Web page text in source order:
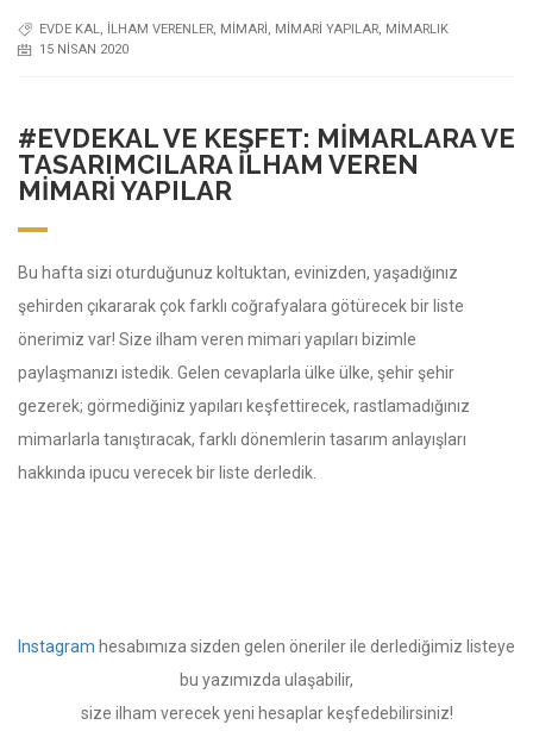
EVDE KAL, ILHAM VERENLER, MIMARI, MIMARI YAPILAR, MIMARLIK
15 NISAN 2020
#EVDEKAL VE KEŞFET: MIMARLARA VE
TASARIMCILARA İLHAM VEREN
MIMARI YAPILAR
Bu hafta sizi oturduğunuz koltuktan, evinizden, yaşadığınız
şehirden çıkararak çok farklı coğrafyalara götürecek bir liste
önerimiz var! Size ilham veren mimari yapıları bizimle
paylaşmanızı istedik. Gelen cevaplarla ülke ülke, şehir şehir
gezerek; görmediğiniz yapıları keşfettirecek, rastlamadığınız
mimarlarla tanıştıracak, farklı dönemlerin tasarım anlayışları
hakkında ipucu verecek bir liste derledik.
Instagram hesabımıza sizden gelen öneriler ile derlediğimiz listeye
bu yazımızda ulaşabilir,
size ilham verecek yeni hesaplar keşfedebilirsiniz!